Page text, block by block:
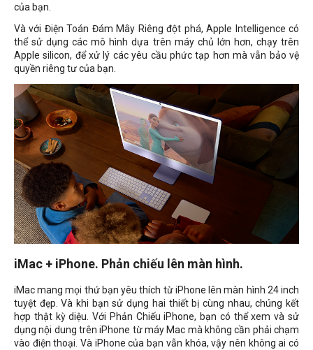
của bạn.
Và với Điện Toán Đám Mây Riêng đột phá, Apple Intelligence có
thể sử dụng các mô hình dựa trên máy chủ lớn hơn, chạy trên
Apple silicon, để xử lý các yêu cầu phức tạp hơn mà vẫn bảo vệ
quyền riêng tư của bạn.
iMac + iPhone. Phản chiếu lên màn hình.
iMac mang mọi thứ bạn yêu thích từ iPhone lên màn hình 24 inch
tuyệt đẹp. Và khi bạn sử dụng hai thiết bị cùng nhau, chúng kết
hợp thật kỳ diệu. Với Phản Chiếu iPhone, bạn có thể xem và sử
dụng nội dung trên iPhone từ máy Mac mà không cần phải chạm
vào điện thoại. Và iPhone của bạn vẫn khóa, vậy nên không ai có